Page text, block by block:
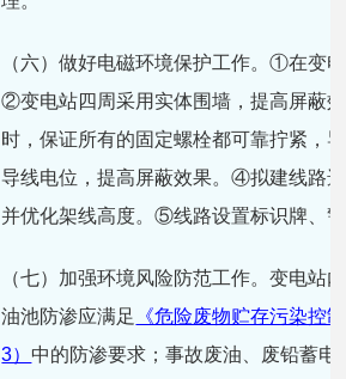
（六）做好电磁环境保护工作。①在变
②变电站四周采用实体围墙，提高屏蔽
时，保证所有的固定螺栓都可靠拧紧，
导线电位，提高屏蔽效果。④拟建线路
并优化架线高度。⑤线路设置标识牌、
（七）加强环境风险防范工作。变电站
油池防渗应满足
《危险废物贮存污染控
3） 中的防渗要求；事故废油、废铅蓄